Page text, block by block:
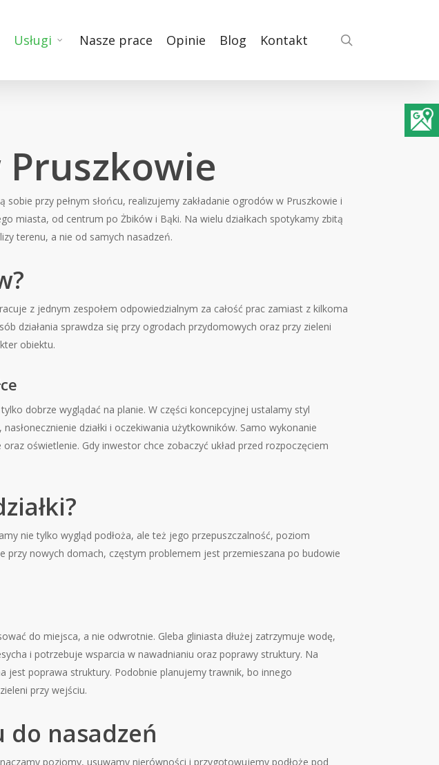
Usługi Nasze prace Opinie Blog Kontakt
przy pełnym słońcu, realizujemy zakładanie ogrodów w Pruszkowie i
miasta, od centrum po Żbików i Bąki. Na wielu działkach spotykamy zbitą
terenu, a nie od samych nasadzeń.
z jednym zespołem odpowiedzialnym za całość prac zamiast z kilkoma
działania sprawdza się przy ogrodach przydomowych oraz przy zieleni
obiektu.
dobrze wyglądać na planie. W części koncepcyjnej ustalamy styl
działki i oczekiwania użytkowników. Samo wykonanie
oświetlenie. Gdy inwestor chce zobaczyć układ przed rozpoczęciem
nie tylko wygląd podłoża, ale też jego przepuszczalność, poziom
przy nowych domach, częstym problemem jest przemieszana po budowie
do miejsca, a nie odwrotnie. Gleba gliniasta dłużej zatrzymuje wodę,
i potrzebuje wsparcia w nawadnianiu oraz poprawy struktury. Na
jest poprawa struktury. Podobnie planujemy trawnik, bo innego
przy wejściu.
nasadzeń
poziomy, usuwamy nierówności i przygotowujemy podłoże pod